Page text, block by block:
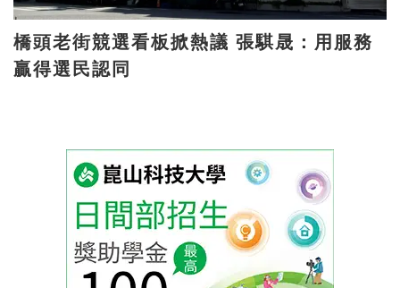
橋頭老街競選看板掀熱議 張騏晟：用服務
贏得選民認同